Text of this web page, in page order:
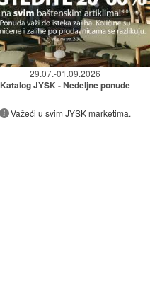
29.07.-01.09.2026
Katalog JYSK - Nedeljne ponude
Važeći u svim JYSK marketima.